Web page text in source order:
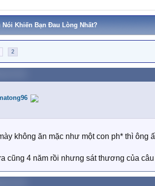
Nói Khiến Bạn Đau Lòng Nhất?
2
không ăn mặc như một con ph* thì ông
cũng 4 năm rồi nhưng sát thương của